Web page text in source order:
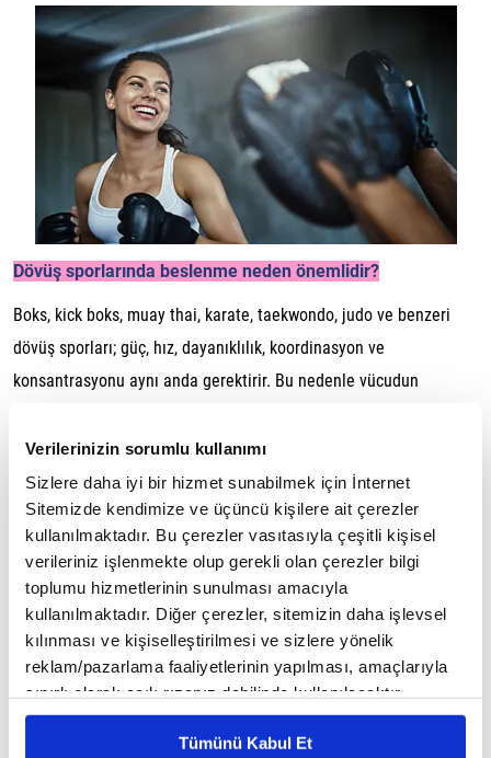
Verilerinizin sorumlu kullanımı
Sizlere daha iyi bir hizmet sunabilmek için İnternet
Sitemizde kendimize ve üçüncü kişilere ait çerezler
kullanılmaktadır. Bu çerezler vasıtasıyla çeşitli kişisel
verileriniz işlenmekte olup gerekli olan çerezler bilgi
toplumu hizmetlerinin sunulması amacıyla
kullanılmaktadır. Diğer çerezler, sitemizin daha işlevsel
kılınması ve kişiselleştirilmesi ve sizlere yönelik
reklam/pazarlama faaliyetlerinin yapılması, amaçlarıyla
sınırlı olarak açık rızanız dahilinde kullanılacaktır.
Çerezlere ilişkin tercihlerinizi çerez paneli vasıtasıyla
belirleyebilirsiniz. Çerezlere ilişkin detaylı bilgi için
Tümünü Kabul Et
Dövüş sporlarında beslenme neden önemlidir?
Boks, kick boks, muay thai, karate, taekwondo, judo ve benzeri
dövüş sporları; güç, hız, dayanıklılık, koordinasyon ve
konsantrasyonu aynı anda gerektirir. Bu nedenle vücudun
sonrasında toparlanmayı destekleyecek bir beslenme planı
oluşturmak önemlidir.
Doğru beslenme, enerji seviyelerinin korunmasına, performansın
desteklenmesine ve egzersiz sonrası iyileşme sürecinin verimli
ilerlemesine yardımcı olabilir.
Antrenmandan önce neler yenmelidir?
Antrenmandan yaklaşık 2-3 saat önce karbonhidrat ve protein
içeren dengeli bir öğün tüketmek iyi bir tercih olabilir. Bu öğün
hem enerji sağlayabilir hem de uzun süren antrenmanlarda